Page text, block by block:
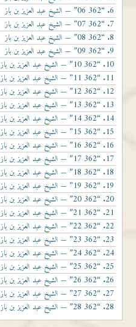
6.
“362 06” — الشيخ عبد العزيز بن باز
7.
“362 07” — الشيخ عبد العزيز بن باز
8.
“362 08” — الشيخ عبد العزيز بن باز
9.
“362 09” — الشيخ عبد العزيز بن باز
10.
“362 10” — الشيخ عبد العزيز بن باز
11.
“362 11” — الشيخ عبد العزيز بن باز
12.
“362 12” — الشيخ عبد العزيز بن باز
13.
“362 13” — الشيخ عبد العزيز بن باز
14.
“362 14” — الشيخ عبد العزيز بن باز
15.
“362 15” — الشيخ عبد العزيز بن باز
16.
“362 16” — الشيخ عبد العزيز بن باز
17.
“362 17” — الشيخ عبد العزيز بن باز
18.
“362 18” — الشيخ عبد العزيز بن باز
19.
“362 19” — الشيخ عبد العزيز بن باز
20.
“362 20” — الشيخ عبد العزيز بن باز
21.
“362 21” — الشيخ عبد العزيز بن باز
22.
“362 22” — الشيخ عبد العزيز بن باز
23.
“362 23” — الشيخ عبد العزيز بن باز
24.
“362 24” — الشيخ عبد العزيز بن باز
25.
“362 25” — الشيخ عبد العزيز بن باز
26.
“362 26” — الشيخ عبد العزيز بن باز
27.
“362 27” — الشيخ عبد العزيز بن باز
28.
“362 28” — الشيخ عبد العزيز بن باز